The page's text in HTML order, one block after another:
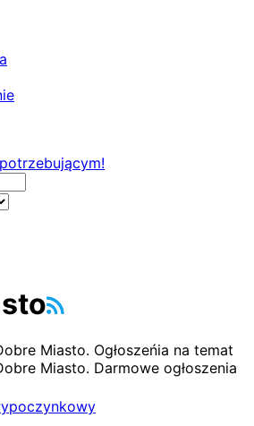
Miasto. Ogłoszeńia na temat
Miasto. Darmowe ogłoszenia